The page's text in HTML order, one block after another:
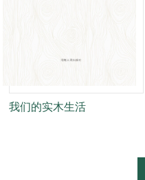
我们的实木生活